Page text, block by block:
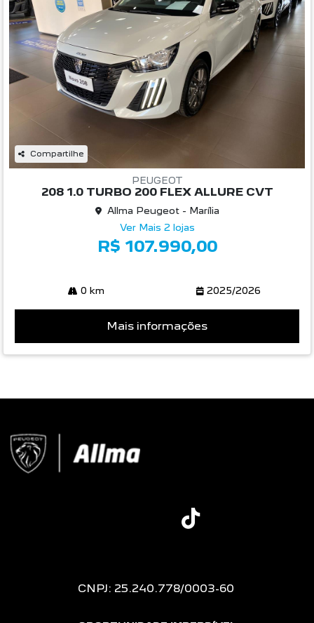
Compartilhe
PEUGEOT
208 1.0 TURBO 200 FLEX ALLURE CVT
Allma Peugeot - Marília
Ver Mais 2 lojas
R$ 107.990,00
0 km 2025/2026
Mais informações
CNPJ: 25.240.778/0003-60